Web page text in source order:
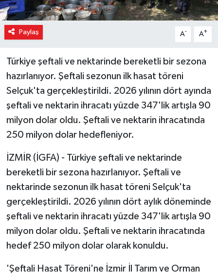
Paylaş A- A+
Türkiye şeftali ve nektarinde bereketli bir sezona
hazırlanıyor. Şeftali sezonun ilk hasat töreni
Selçuk'ta gerçekleştirildi. 2026 yılının dört ayında
şeftali ve nektarin ihracatı yüzde 347'lik artışla 90
milyon dolar oldu. Şeftali ve nektarin ihracatında
250 milyon dolar hedefleniyor.
İZMİR (İGFA) - Türkiye şeftali ve nektarinde
bereketli bir sezona hazırlanıyor. Şeftali ve
nektarinde sezonun ilk hasat töreni Selçuk'ta
gerçekleştirildi. 2026 yılının dört aylık döneminde
şeftali ve nektarin ihracatı yüzde 347'lik artışla 90
milyon dolar oldu. Şeftali ve nektarin ihracatında
hedef 250 milyon dolar olarak konuldu.
'Şeftali Hasat Töreni'ne İzmir İl Tarım ve Orman